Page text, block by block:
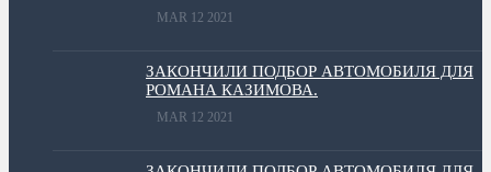
MAR 12 2021
ЗАКОНЧИЛИ ПОДБОР АВТОМОБИЛЯ ДЛЯ
РОМАНА КАЗИМОВА.
MAR 12 2021